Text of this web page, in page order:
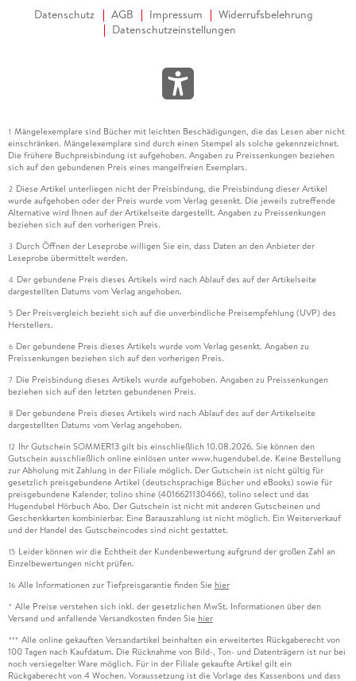
Datenschutz AGB Impressum
Widerrufsbelehrung
Datenschutzeinstellungen
1 Mängelexemplare sind Bücher mit leichten Beschädigungen, die das Lesen aber nicht
einschränken. Mängelexemplare sind durch einen Stempel als solche gekennzeichnet.
Die frühere Buchpreisbindung ist aufgehoben. Angaben zu Preissenkungen beziehen
sich auf den gebundenen Preis eines mangelfreien Exemplars.
2 Diese Artikel unterliegen nicht der Preisbindung, die Preisbindung dieser Artikel
wurde aufgehoben oder der Preis wurde vom Verlag gesenkt. Die jeweils zutreffende
Alternative wird Ihnen auf der Artikelseite dargestellt. Angaben zu Preissenkungen
beziehen sich auf den vorherigen Preis.
3 Durch Öffnen der Leseprobe willigen Sie ein, dass Daten an den Anbieter der
Leseprobe übermittelt werden.
4 Der gebundene Preis dieses Artikels wird nach Ablauf des auf der Artikelseite
dargestellten Datums vom Verlag angehoben.
5 Der Preisvergleich bezieht sich auf die unverbindliche Preisempfehlung (UVP) des
Herstellers.
6 Der gebundene Preis dieses Artikels wurde vom Verlag gesenkt. Angaben zu
Preissenkungen beziehen sich auf den vorherigen Preis.
7 Die Preisbindung dieses Artikels wurde aufgehoben. Angaben zu Preissenkungen
beziehen sich auf den letzten gebundenen Preis.
8 Der gebundene Preis dieses Artikels wird nach Ablauf des auf der Artikelseite
dargestellten Datums vom Verlag angehoben.
12 Ihr Gutschein SOMMER13 gilt bis einschließlich 10.08.2026. Sie können den
Gutschein ausschließlich online einlösen unter www.hugendubel.de. Keine Bestellung
zur Abholung mit Zahlung in der Filiale möglich. Der Gutschein ist nicht gültig für
gesetzlich preisgebundene Artikel (deutschsprachige Bücher und eBooks) sowie für
preisgebundene Kalender, tolino shine (4016621130466), tolino select und das
Hugendubel Hörbuch Abo. Der Gutschein ist nicht mit anderen Gutscheinen und
Geschenkkarten kombinierbar. Eine Barauszahlung ist nicht möglich. Ein Weiterverkauf
und der Handel des Gutscheincodes sind nicht gestattet.
15 Leider können wir die Echtheit der Kundenbewertung aufgrund der großen Zahl an
Einzelbewertungen nicht prüfen.
16 Alle Informationen zur Tiefpreisgarantie finden Sie hier
* Alle Preise verstehen sich inkl. der gesetzlichen MwSt. Informationen über den
Versand und anfallende Versandkosten finden Sie hier
*** Alle online gekauften Versandartikel beinhalten ein erweitertes Rückgaberecht von
100 Tagen nach Kaufdatum. Die Rücknahme von Bild-, Ton- und Datenträgern ist nur bei
noch versiegelter Ware möglich. Für in der Filiale gekaufte Artikel gilt ein
Rückgaberecht von 4 Wochen. Voraussetzung ist die Vorlage des Kassenbons und dass